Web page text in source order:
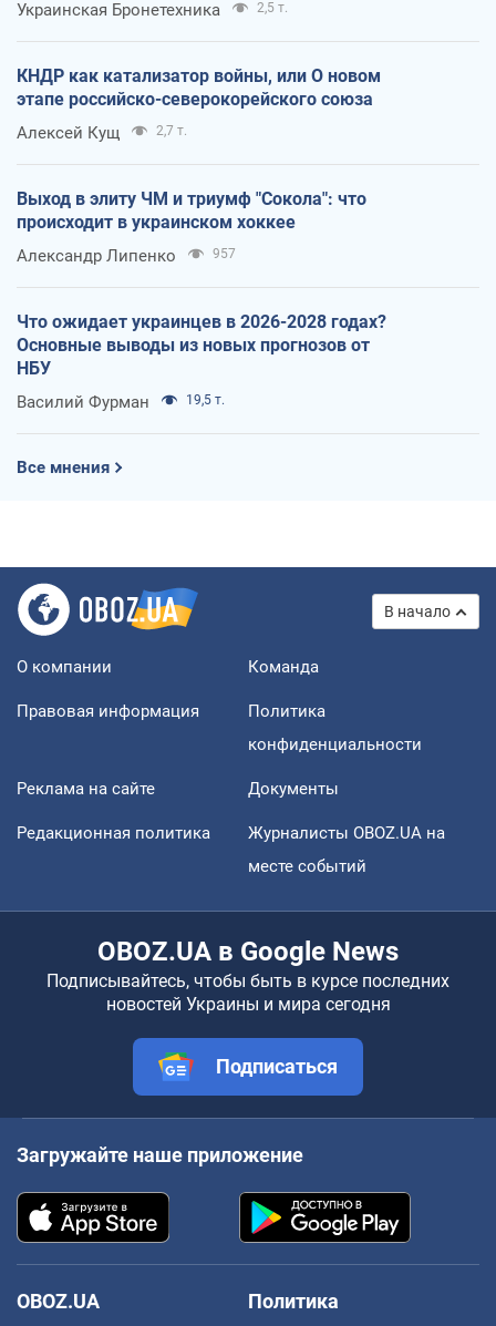
Украинская Бронетехника 2,5 т.
КНДР как катализатор войны, или О новом
этапе российско-северокорейского союза
Алексей Кущ 2,7 т.
Выход в элиту ЧМ и триумф "Сокола": что
происходит в украинском хоккее
Александр Липенко 957
Что ожидает украинцев в 2026-2028 годах?
Основные выводы из новых прогнозов от
НБУ
Василий Фурман 19,5 т.
Все мнения
В начало
О компании Команда
Правовая информация
Политика
конфиденциальности
Реклама на сайте Документы
Редакционная политика
Журналисты OBOZ.UA на
месте событий
OBOZ.UA в Google News
Подписывайтесь, чтобы быть в курсе последних
новостей Украины и мира сегодня
Подписаться
Загружайте наше приложение
OBOZ.UA
Политика